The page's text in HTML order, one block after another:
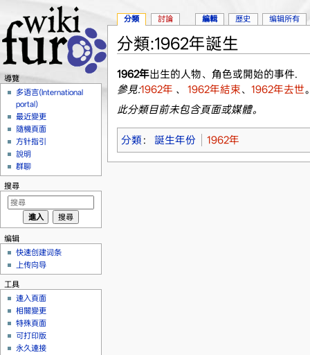
分類:1962年誕生
1962年出生的人物、角色或開始的事件.
參見:1962年 、 1962年結束、 1962年去世
此分類目前未包含頁面或媒體。
分類 ： 誕生年份 1962年
分類 討論 編輯 歷史 编辑所有
導覽
多语言(International
portal)
最近變更
隨機頁面
方针指引
說明
群聊
搜尋
编辑
快速创建词条
上传向导
工具
連入頁面
相關變更
特殊頁面
可打印版
永久連接